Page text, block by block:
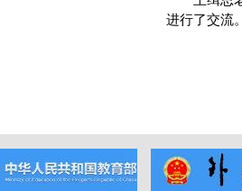
进行了